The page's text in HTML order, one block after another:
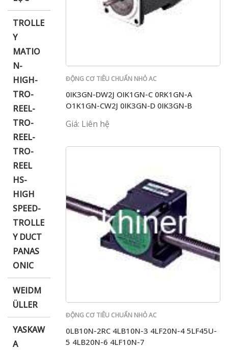
TROLLE
Y
MATIO
N-
HIGH-
TRO-
REEL-
TRO-
REEL-
TRO-
REEL
HS-
HIGH
SPEED-
TROLLE
Y DUCT
PANAS
ONIC
WEIDM
ÜLLER
YASKAW
A
ĐỘNG CƠ TIÊU CHUẨN NHỎ AC
0IK3GN-DW2J OIK1GN-C 0RK1GN-A
O1K1GN-CW2J 0IK3GN-D 0IK3GN-B
Giá: Liên hệ
ĐỘNG CƠ TIÊU CHUẨN NHỎ AC
0LB10N-2RC 4LB10N-3 4LF20N-4 5LF45U-
5 4LB20N-6 4LF10N-7